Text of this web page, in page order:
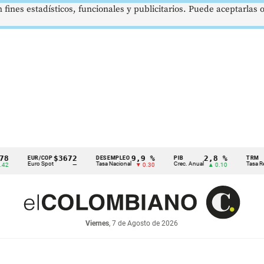
EUR/COP
Euro Spot
$3672
—
DESEMPLEO
Tasa Nacional
9,9 %
▼ 0.30
PIB
Crec. Anual
2,8 %
▲ 0.10
TRM
Tasa Rep.
Viernes, 7 de Agosto de 2026
estadísticos, funcionales y publicitarios. Puede aceptarlas